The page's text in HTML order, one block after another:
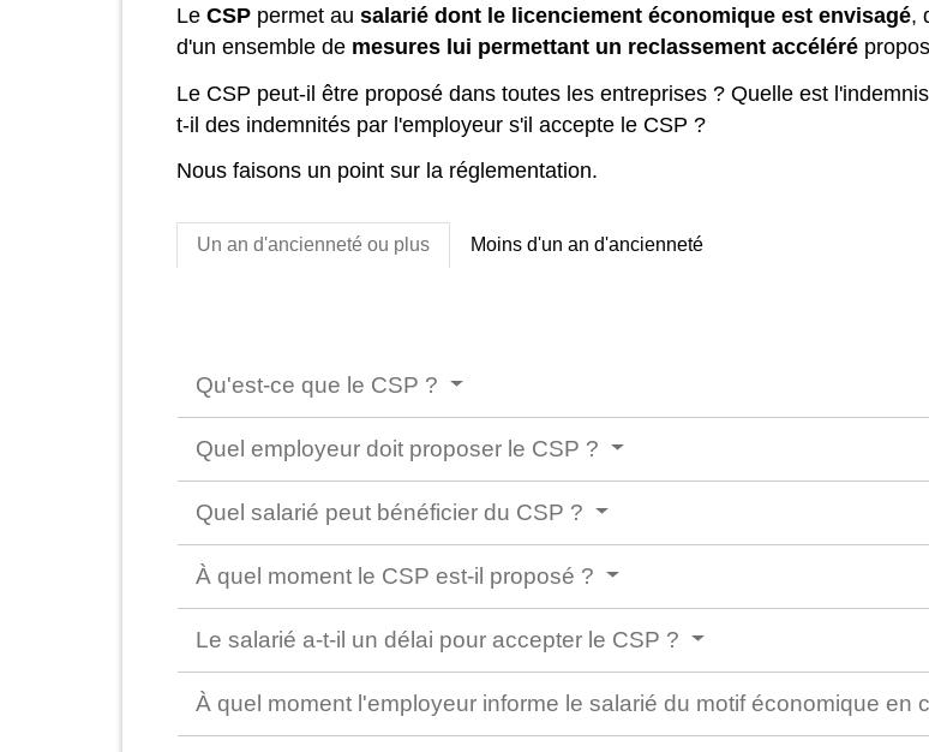
Le CSP permet au salarié dont le licenciement économique est envisagé,
d'un ensemble de mesures lui permettant un reclassement accéléré
Le CSP peut-il être proposé dans toutes les entreprises ? Quelle est
t-il des indemnités par l'employeur s'il accepte le CSP ?
Nous faisons un point sur la réglementation.
Un an d'ancienneté ou plus Moins d'un an d'ancienneté
Qu'est-ce que le CSP ?
Quel employeur doit proposer le CSP ?
Quel salarié peut bénéficier du CSP ?
À quel moment le CSP est-il proposé ?
Le salarié a-t-il un délai pour accepter le CSP ?
À quel moment l'employeur informe le salarié du motif économique en